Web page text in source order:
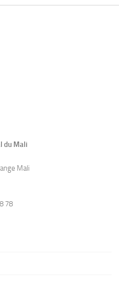
du Mali
Mali
78